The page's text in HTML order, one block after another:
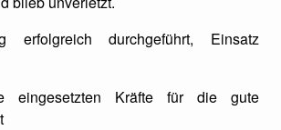
erfolgreich durchgeführt, Einsatz
eingesetzten Kräfte für die gute